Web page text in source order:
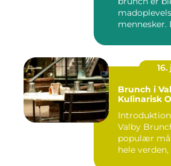
mennesker.
Brunch i
Kulinarisk
Valby
populær
hele verden,